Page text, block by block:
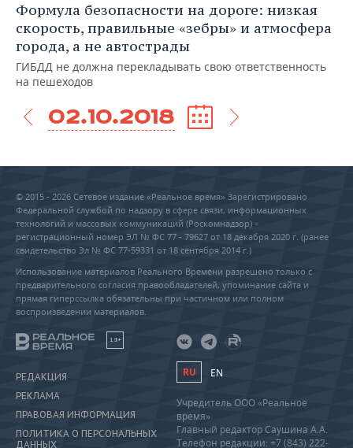
Формула безопасности на дороге: низкая
скорость, правильные «зебры» и атмосфера
города, а не автострады
ГИБДД не должна перекладывать свою ответственность
на пешеходов
02.10.2018
© 2015 - 2026 Сетевое издание «Реальное время» Зарегистрировано
Федеральной службой по надзору в сфере связи, информационных
технологий и массовых коммуникаций (Роскомнадзор) –
регистрационный номер ЭЛ № ФС 77 - 79627 от 18 декабря 2020 г. (ранее
свидетельство Эл № ФС 77-59331 от 18 сентября 2014 г.)
Использование материалов Реального Времени разрешено только с
предварительного согласия правообладателей, упоминание сайта и
прямая гиперссылка обязательны при частичном или полном
воспроизведении материалов.
18+
РЕДАКЦИЯ
РЕКЛАМА
ПРАВОВАЯ ИНФОРМАЦИЯ
ПОЛИТИКА О ПЕРСОНАЛЬНЫХ
ДАННЫХ
RU EN
Учредитель ООО «Реальное
время»
Главный редактор Саушина А.А.
Телефон редакции: +7 (843) 222-